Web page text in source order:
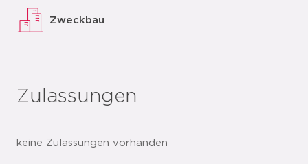
Zweckbau
Zulassungen
keine Zulassungen vorhanden